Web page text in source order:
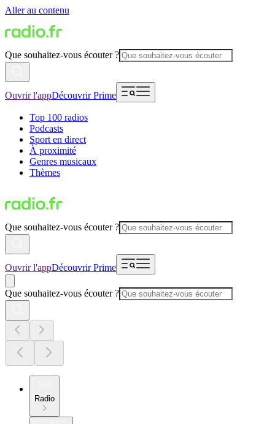
Aller au contenu
Que souhaitez-vous écouter ?
Ouvrir l'appDécouvrir Prime
Top 100 radios
Podcasts
Sport en direct
À proximité
Genres musicaux
Thèmes
Que souhaitez-vous écouter ?
Ouvrir l'appDécouvrir Prime
Que souhaitez-vous écouter ?
Radio